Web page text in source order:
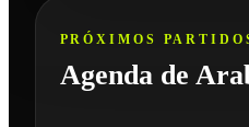
PRÓXIMOS
Agenda de